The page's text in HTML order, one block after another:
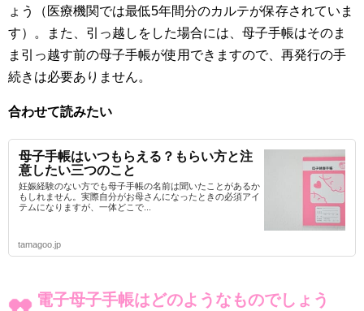
ょう（医療機関では最低5年間分のカルテが保存されていま
す）。また、引っ越しをした場合には、母子手帳はそのま
ま引っ越す前の母子手帳が使用できますので、再発行の手
続きは必要ありません。
合わせて読みたい
母子手帳はいつもらえる？もらい方と注
意したい三つのこと
妊娠経験のない方でも母子手帳の名前は聞いたことがあるか
もしれません。実際自分がお母さんになったときの必須アイ
テムになりますが、一体どこで...
tamagoo.jp
電子母子手帳はどのようなものでしょう